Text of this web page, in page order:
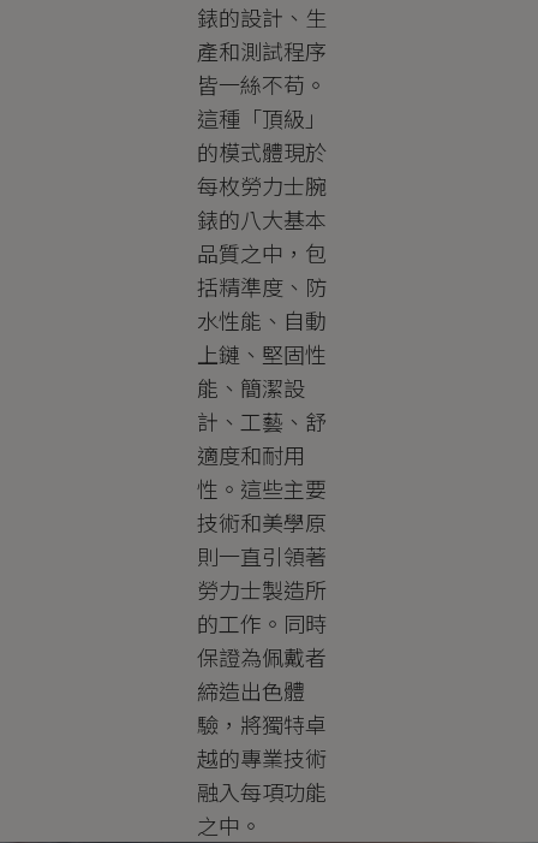
錶的設計、生
產和測試程序
皆一絲不苟。
這種「頂級」
的模式體現於
每枚勞力士腕
錶的八大基本
品質之中，包
括精準度、防
水性能、自動
上鏈、堅固性
能、簡潔設
計、工藝、舒
適度和耐用
性。這些主要
技術和美學原
則一直引領著
勞力士製造所
的工作。同時
保證為佩戴者
締造出色體
驗，將獨特卓
越的專業技術
融入每項功能
之中。